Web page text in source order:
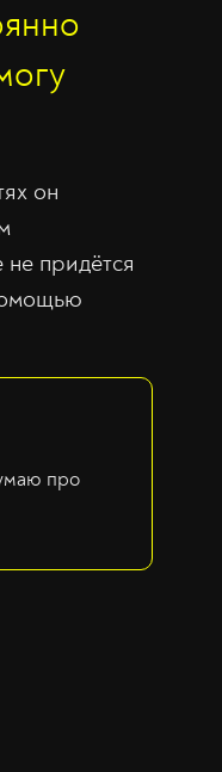
он
придётся
про